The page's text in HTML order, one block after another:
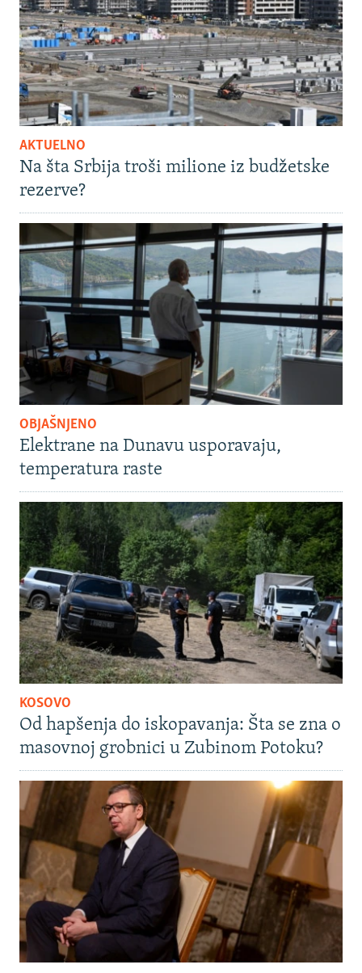
AKTUELNO
Na šta Srbija troši milione iz budžetske
rezerve?
OBJAŠNJENO
Elektrane na Dunavu usporavaju,
temperatura raste
KOSOVO
Od hapšenja do iskopavanja: Šta se zna o
masovnoj grobnici u Zubinom Potoku?